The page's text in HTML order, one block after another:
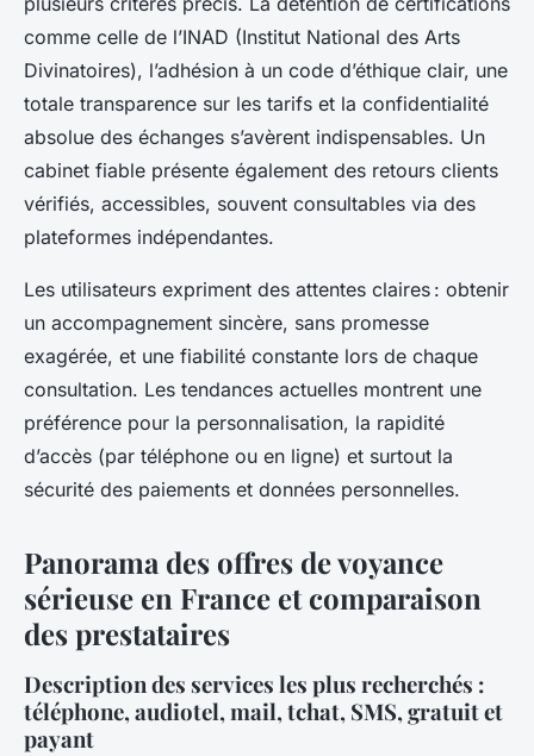
comme celle de l’INAD (Institut National des Arts
Divinatoires), l’adhésion à un code d’éthique clair, une
totale transparence sur les tarifs et la confidentialité
absolue des échanges s’avèrent indispensables. Un
cabinet fiable présente également des retours clients
vérifiés, accessibles, souvent consultables via des
plateformes indépendantes.
Les utilisateurs expriment des attentes claires : obtenir
un accompagnement sincère, sans promesse
exagérée, et une fiabilité constante lors de chaque
consultation. Les tendances actuelles montrent une
préférence pour la personnalisation, la rapidité
d’accès (par téléphone ou en ligne) et surtout la
sécurité des paiements et données personnelles.
Panorama des offres de voyance
sérieuse en France et comparaison
des prestataires
Description des services les plus recherchés :
téléphone, audiotel, mail, tchat, SMS, gratuit et
payant